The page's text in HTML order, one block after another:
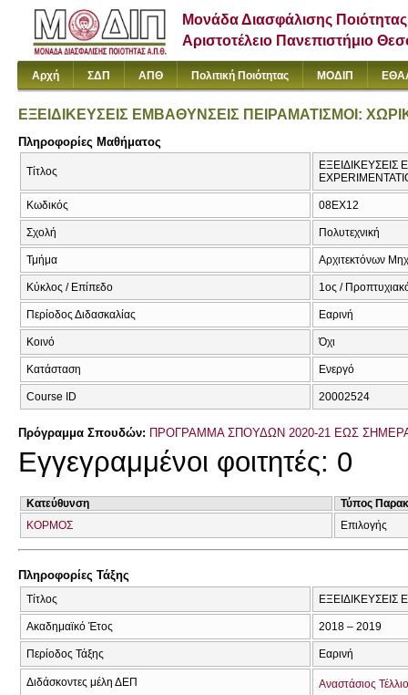
Μονάδα Διασφάλισης Ποιότητας
Αριστοτέλειο Πανεπιστήμιο
Αρχή ΣΔΠ ΑΠΘ Πολιτική Ποιότητας ΜΟΔΙΠ
ΕΞΕΙΔΙΚΕΥΣΕΙΣ ΕΜΒΑΘΥΝΣΕΙΣ ΠΕΙΡΑΜΑΤΙΣΜΟΙ:
Πληροφορίες Μαθήματος
Τίτλος
ΕΞΕΙΔΙΚΕΥΣΕΙΣ
Κωδικός 08EX12
Σχολή Πολυτεχνική
Τμήμα Αρχιτεκτόνων
Κύκλος / Επίπεδο 1ος /
Περίοδος Διδασκαλίας Εαρινή
Κοινό Όχι
Κατάσταση Ενεργό
Course ID 20002524
Πρόγραμμα Σπουδών: ΠΡΟΓΡΑΜΜΑ ΣΠΟΥΔΩΝ 2020-21 ΕΩΣ
Εγγεγραμμένοι φοιτητές: 0
Κατεύθυνση
Τύπος
ΚΟΡΜΟΣ
Επιλογής
Πληροφορίες Τάξης
Τίτλος ΕΞΕΙΔΙΚΕΥΣΕΙΣ
Ακαδημαϊκό Έτος 2018 – 2019
Περίοδος Τάξης Εαρινή
Διδάσκοντες μέλη ΔΕΠ Αναστάσιος